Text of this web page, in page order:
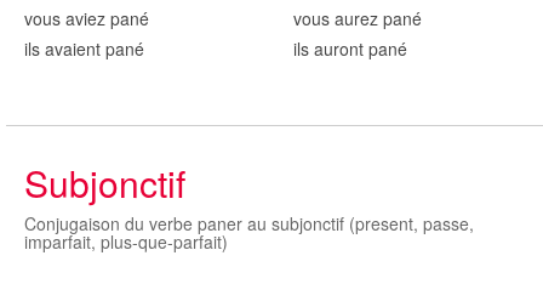
vous aviez pané
ils avaient pané
vous aurez pané
ils auront pané
Subjonctif
Conjugaison du verbe paner au subjonctif (present, passe,
imparfait, plus-que-parfait)